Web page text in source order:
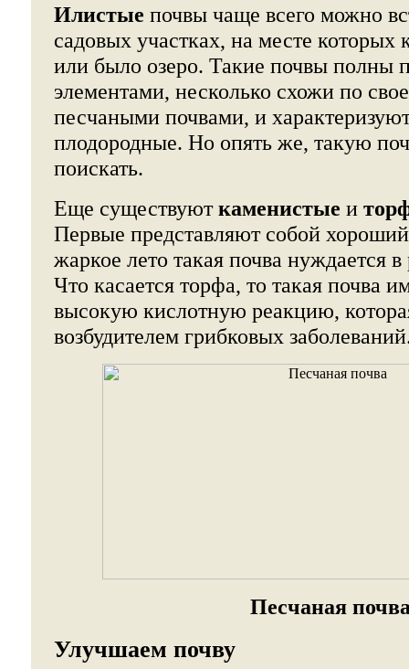
Илистые почвы чаще всего можно
садовых участках, на месте которых
или было озеро. Такие почвы полны
элементами, несколько схожи по
песчаными почвами, и
плодородные. Но опять же, такую
поискать.
Еще существуюткаменистые и
Первые представляют собой
жаркое лето такая почва нуждается
Что касается торфа, то такая почва
высокую кислотную реакцию,
возбудителем грибковых
Песчаная
Улучшаем почву